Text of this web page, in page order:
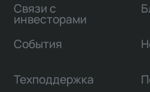
Связи с
инвесторами
События
Техподдержка